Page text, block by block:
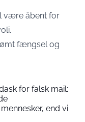
være åbent for
fængsel og
for falsk mail:
end vi